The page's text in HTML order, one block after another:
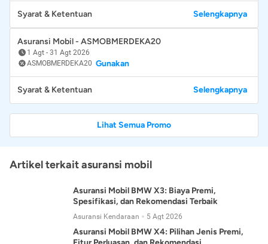
Syarat & Ketentuan Selengkapnya
Asuransi Mobil - ASMOBMERDEKA20
1 Agt - 31 Agt 2026
ASMOBMERDEKA20 Gunakan
Syarat & Ketentuan Selengkapnya
Lihat Semua Promo
Artikel terkait asuransi mobil
Asuransi Mobil BMW X3: Biaya Premi,
Spesifikasi, dan Rekomendasi Terbaik
Asuransi Kendaraan 5 Agt 2026
Asuransi Mobil BMW X4: Pilihan Jenis Premi,